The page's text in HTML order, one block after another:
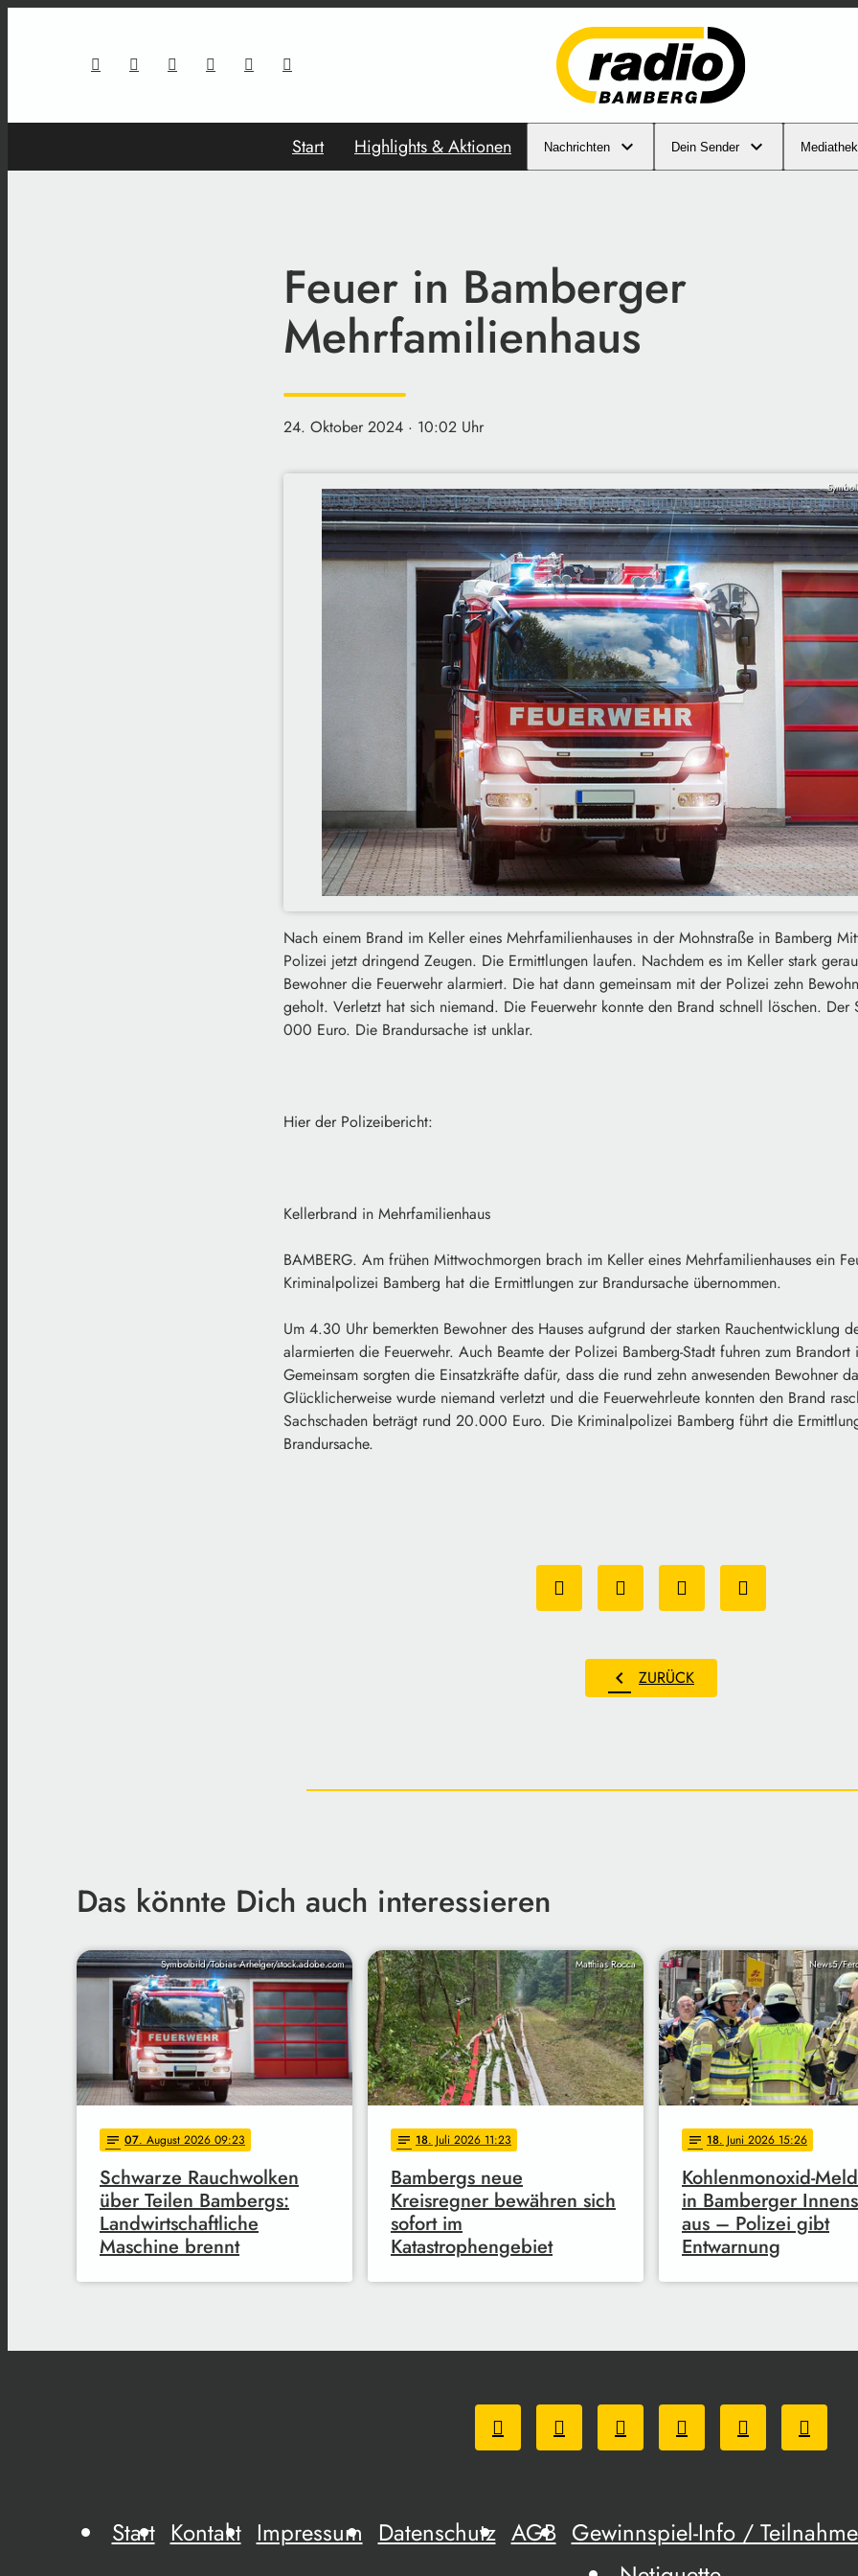
Start Highlights & Aktionen Nachrichten Dein Sender Mediathek
Feuer in Bamberger
Mehrfamilienhaus
24. Oktober 2024 · 10:02 Uhr
Nach einem Brand im Keller eines Mehrfamilienhauses in der Mohnstraße in Bamberg
Polizei jetzt dringend Zeugen. Die Ermittlungen laufen. Nachdem es im Keller stark
Bewohner die Feuerwehr alarmiert. Die hat dann gemeinsam mit der Polizei zehn
geholt. Verletzt hat sich niemand. Die Feuerwehr konnte den Brand schnell löschen.
000 Euro. Die Brandursache ist unklar.
Hier der Polizeibericht:
Kellerbrand in Mehrfamilienhaus
BAMBERG. Am frühen Mittwochmorgen brach im Keller eines Mehrfamilienhauses ein
Kriminalpolizei Bamberg hat die Ermittlungen zur Brandursache übernommen.
Um 4.30 Uhr bemerkten Bewohner des Hauses aufgrund der starken Rauchentwicklung
alarmierten die Feuerwehr. Auch Beamte der Polizei Bamberg-Stadt fuhren zum Brandort
Gemeinsam sorgten die Einsatzkräfte dafür, dass die rund zehn anwesenden Bewohner
Glücklicherweise wurde niemand verletzt und die Feuerwehrleute konnten den Brand
Sachschaden beträgt rund 20.000 Euro. Die Kriminalpolizei Bamberg führt die
Brandursache.
chevron_left ZURÜCK
Das könnte Dich auch interessieren
Symbolbild/Tobias Arhelger/stock.adobe.com
notes 07. August 2026 09:23
Schwarze Rauchwolken
über Teilen Bambergs:
Landwirtschaftliche
Maschine brennt
Matthias Rocca
notes 18. Juli 2026 11:23
Bambergs neue
Kreisregner bewähren sich
sofort im
Katastrophengebiet
News5/
notes 18. Juni 2026 15:26
Kohlenmonoxid-
in Bamberger
aus – Polizei gibt
Entwarnung
Start Kontakt Impressum Datenschutz AGB Gewinnspiel-Info /